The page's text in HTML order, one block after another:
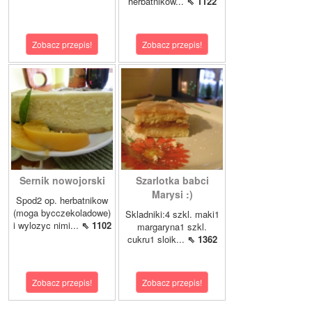
Zobacz przepis! Zobacz przepis!
Sernik nowojorski
Spod2 op. herbatnikow
(moga bycczekoladowe)
i wylozyc nimi... ⇖ 1102
Zobacz przepis!
Szarlotka babci
Marysi :)
Skladniki:4 szkl. maki1
margaryna1 szkl.
cukru1 sloik... ⇖ 1362
Zobacz przepis!